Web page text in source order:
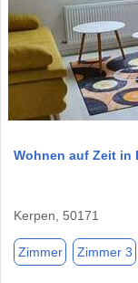
Wohnen auf Zeit in
Kerpen, 50171
Zimmer Zimmer 3